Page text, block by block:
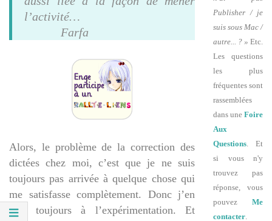
l’activité…
Farfa
Alors, le problème de la correction des
dictées chez moi, c’est que je ne suis
toujours pas arrivée à quelque chose qui
me satisfasse complètement. Donc j’en
suis toujours à l’expérimentation. Et
Publisher / je
suis sous Mac /
autre... ? » Etc.
Les questions
les plus
fréquentes sont
rassemblées
dans une Foire
Aux
Questions . Et
si vous n'y
trouvez pas
réponse, vous
pouvez Me
contacter